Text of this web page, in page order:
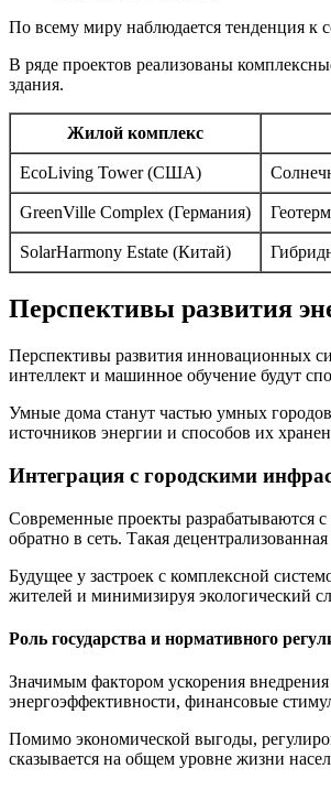
По всему миру наблюдается тенденция к
В ряде проектов реализованы
здания.
Жилой комплекс
EcoLiving Tower (США)
GreenVille Complex (Германия)
SolarHarmony Estate (Китай)
Перспективы развития
Перспективы развития инновационных
интеллект и машинное обучение будут
Умные дома станут частью умных
источников энергии и способов их
Интеграция с городскими
Современные проекты разрабатываются с
обратно в сеть. Такая
Будущее у застроек с комплексной
жителей и минимизируя экологический
Роль государства и нормативного
Значимым фактором ускорения
энергоэффективности, финансовые
Помимо экономической выгоды,
сказывается на общем уровне жизни